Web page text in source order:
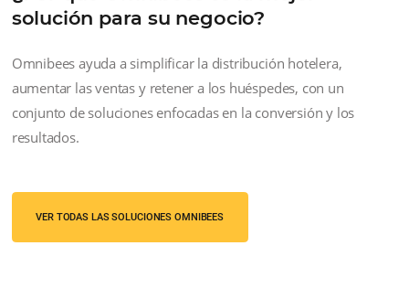
únicas, ventas y más invitados.